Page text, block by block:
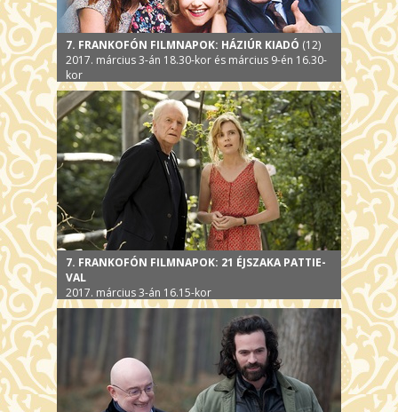
7. FRANKOFÓN FILMNAPOK: HÁZIÚR KIADÓ (12)
2017. március 3-án 18.30-kor és március 9-én 16.30-
kor
7. FRANKOFÓN FILMNAPOK: 21 ÉJSZAKA PATTIE-
VAL
2017. március 3-án 16.15-kor